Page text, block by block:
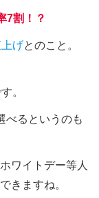
7割！？
げとのこと。
。
べるというのも
ワイトデー等人
きますね。